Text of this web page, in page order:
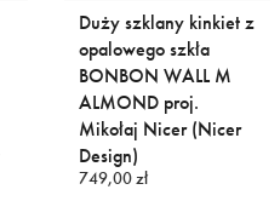
Duży szklany kinkiet z
opalowego szkła
BONBON WALL M
ALMOND proj.
Mikołaj Nicer (Nicer
Design)
749,00 zł